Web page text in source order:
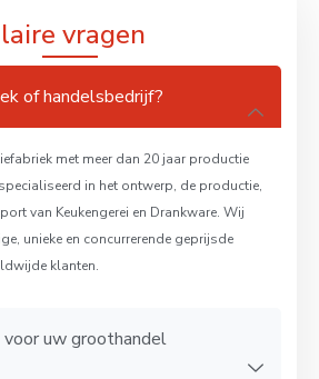
vragen
of handelsbedrijf?
met meer dan 20 jaar productie
in het ontwerp, de productie,
van Keukengerei en Drankware. Wij
unieke en concurrerende geprijsde
klanten.
uw groothandel